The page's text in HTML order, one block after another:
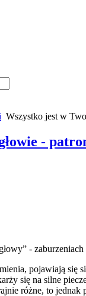
Wszystko jest w
-
-
pojawiają
się na silne
różne, to jednak